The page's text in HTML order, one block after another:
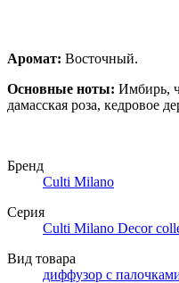
Аромат: Восточный.
Основные ноты: Имбирь,
дамасская роза, кедровое
Бренд
Culti Milano
Серия
Culti Milano Decor
Вид товара
диффузор с